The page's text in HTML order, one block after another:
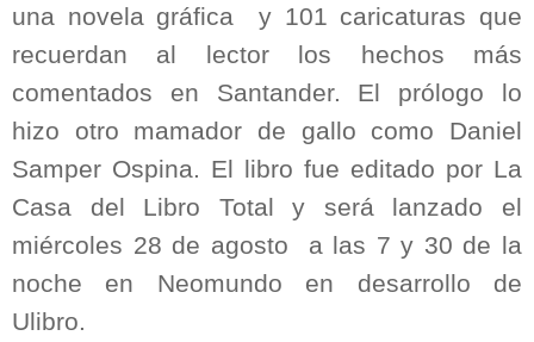
una novela gráfica
y 101 caricaturas que
recuerdan al lector los hechos más
comentados en Santander. El prólogo lo
hizo otro mamador de gallo como Daniel
Samper Ospina. El libro fue editado por La
Casa del Libro Total y será lanzado el
miércoles 28 de agosto
a las 7 y 30 de la
noche en Neomundo en desarrollo de
Ulibro.